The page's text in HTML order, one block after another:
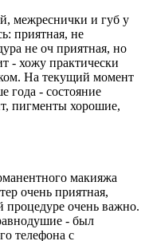
межреснички и губ у
приятная, не
не оч приятная, но
- хожу практически
На текущий момент
года - состояние
пигменты хорошие,
макияжа
очень приятная,
процедуре очень важно.
- был
телефона с